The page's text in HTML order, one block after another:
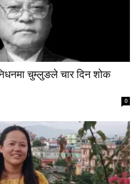
चुम्लुङले चार दिन शोक
0